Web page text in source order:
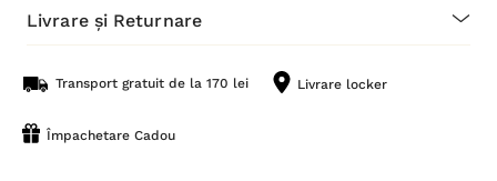
Livrare și Returnare
Transport gratuit de la 170 lei Livrare locker
Împachetare Cadou